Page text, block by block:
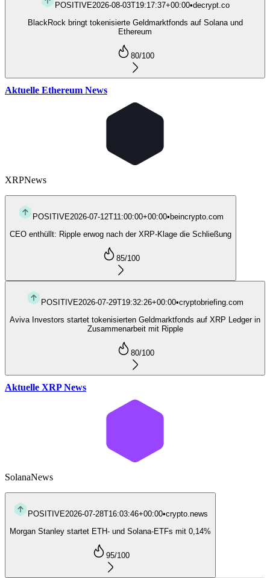
POSITIVE2026-08-03T19:17:37+00:00•decrypt.co
BlackRock bringt tokenisierte Geldmarktfonds auf Solana und
Ethereum
80/100
Aktuelle Ethereum News
XRPNews
POSITIVE2026-07-12T11:00:00+00:00• beincrypto.com
CEO enthüllt: Ripple erwog nach der XRP-Klage die Schließung
85/100
POSITIVE2026-07-29T19:32:26+00:00•cryptobriefing.com
Aviva Investors startet tokenisierten Geldmarktfonds auf XRP Ledger in
Zusammenarbeit mit Ripple
80/100
Aktuelle XRP News
SolanaNews
POSITIVE2026-07-28T16:03:46+00:00•crypto.news
Morgan Stanley startet ETH- und Solana-ETFs mit 0,14%
95/100